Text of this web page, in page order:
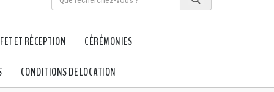
ET RÉCEPTION CÉRÉMONIES
CONDITIONS DE LOCATION